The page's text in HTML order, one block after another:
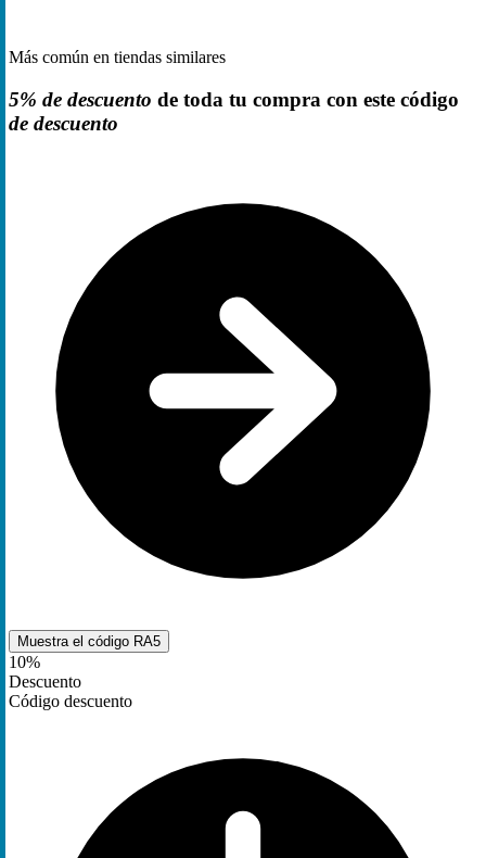
Más común en tiendas similares
5% de descuento de toda tu compra con este código
de descuento
Muestra el código RA5
10%
Descuento
Código descuento